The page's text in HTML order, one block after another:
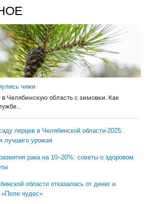
чижи
Челябинскую область с зимовки. Как
перцев в Челябинской области-2025:
лучшего урожая
рака на 10–20%: советы о здоровом
области отказалась от денег и
«Поле чудес»